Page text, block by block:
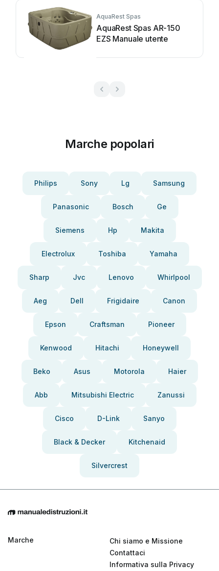
AquaRest Spas
AquaRest Spas AR-150
EZS Manuale utente
Marche popolari
Philips Sony Lg Samsung
Panasonic Bosch Ge
Siemens Hp Makita
Electrolux Toshiba Yamaha
Sharp Jvc Lenovo Whirlpool
Aeg Dell Frigidaire Canon
Epson Craftsman Pioneer
Kenwood Hitachi Honeywell
Beko Asus Motorola Haier
Abb Mitsubishi Electric Zanussi
Cisco D-Link Sanyo
Black & Decker Kitchenaid
Silvercrest
Marche
Chi siamo e Missione
Contattaci
Informativa sulla Privacy